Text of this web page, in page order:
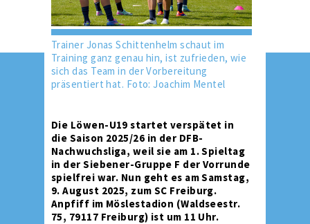
Trainer Jonas Schittenhelm schaut im
Training ganz genau hin, ist zufrieden, wie
sich das Team in der Vorbereitung
präsentiert hat. Foto: Joachim Mentel
Die Löwen-U19 startet verspätet in
die Saison 2025/26 in der DFB-
Nachwuchsliga, weil sie am 1. Spieltag
in der Siebener-Gruppe F der Vorrunde
spielfrei war. Nun geht es am Samstag,
9. August 2025, zum SC Freiburg.
Anpfiff im Möslestadion (Waldseestr.
75, 79117 Freiburg) ist um 11 Uhr.